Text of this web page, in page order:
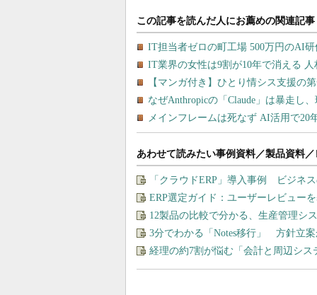
あわせて読みたい事例資料／製品資料
「クラウドERP」導入事例 ビジネ
ERP選定ガイド：ユーザーレビュー
12製品の比較で分かる、生産管理シ
3分でわかる「Notes移行」 方針立
経理の約7割が悩む「会計と周辺シ